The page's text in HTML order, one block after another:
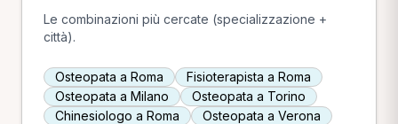
Le combinazioni più cercate (specializzazione +
città).
Osteopata a Roma
Fisioterapista a Roma
Osteopata a Milano
Osteopata a Torino
Chinesiologo a Roma
Osteopata a Verona